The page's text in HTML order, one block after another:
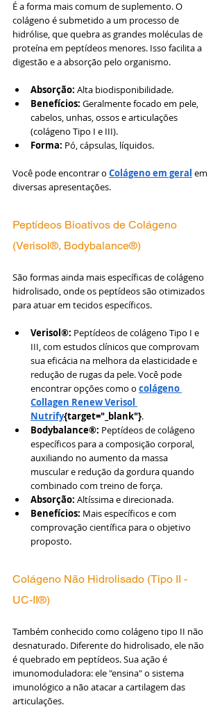
É a forma mais comum de suplemento. O
colágeno é submetido a um processo de
hidrólise, que quebra as grandes moléculas de
proteína em peptídeos menores. Isso facilita a
digestão e a absorção pelo organismo.
Absorção: Alta biodisponibilidade.
Benefícios: Geralmente focado em pele,
cabelos, unhas, ossos e articulações
(colágeno Tipo I e III).
Forma: Pó, cápsulas, líquidos.
Você pode encontrar o Colágeno em geral em
diversas apresentações.
Peptídeos Bioativos de Colágeno
(Verisol®, Bodybalance®)
São formas ainda mais específicas de colágeno
hidrolisado, onde os peptídeos são otimizados
para atuar em tecidos específicos.
Verisol®: Peptídeos de colágeno Tipo I e
III, com estudos clínicos que comprovam
sua eficácia na melhora da elasticidade e
redução de rugas da pele. Você pode
encontrar opções como o colágeno
Collagen Renew Verisol
Nutrify{target="_blank"}.
Bodybalance®: Peptídeos de colágeno
específicos para a composição corporal,
auxiliando no aumento da massa
muscular e redução da gordura quando
combinado com treino de força.
Absorção: Altíssima e direcionada.
Benefícios: Mais específicos e com
comprovação científica para o objetivo
proposto.
Colágeno Não Hidrolisado (Tipo II -
UC-II®)
Também conhecido como colágeno tipo II não
desnaturado. Diferente do hidrolisado, ele não
é quebrado em peptídeos. Sua ação é
imunomoduladora: ele "ensina" o sistema
imunológico a não atacar a cartilagem das
articulações.